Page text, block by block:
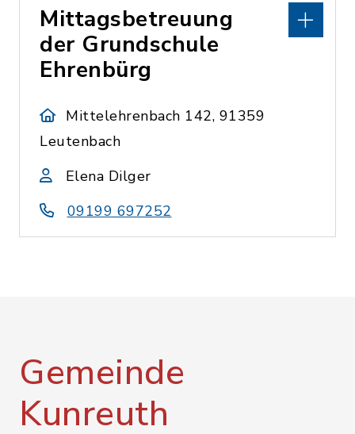
Mittagsbetreuung
der Grundschule
Ehrenbürg
Mittelehrenbach 142, 91359
Leutenbach
Elena Dilger
09199 697252
Gemeinde
Kunreuth